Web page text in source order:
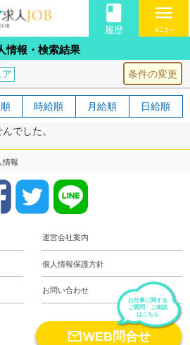
book
履歴
menu
ﾒﾆｭｰ
情報・検索結果
条件の変更
時給順 月給順 日給順
でした。
情報
運営会社案内
個人情報保護方針
お問い合わせ
お仕事に関する
ご質問・ご相談
はこちら
WEB問合せ